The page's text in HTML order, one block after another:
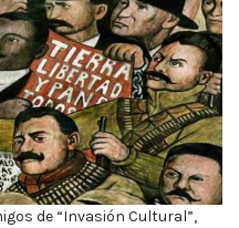
de “Invasión Cultural”,